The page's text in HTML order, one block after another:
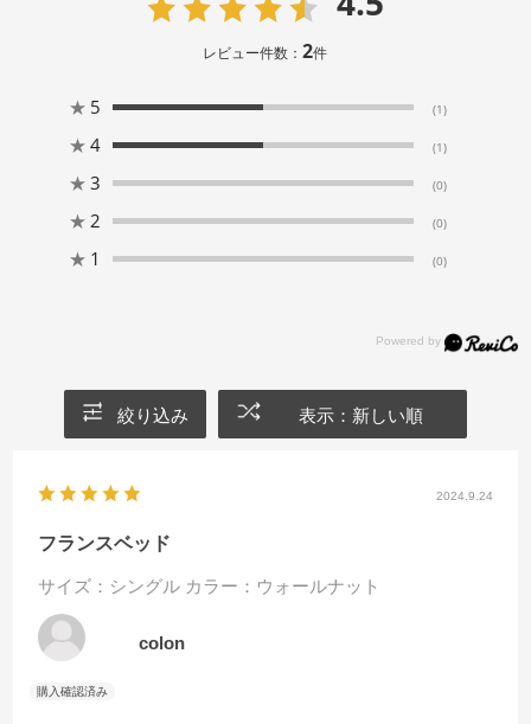
レビュー件数：2件
★ 5 (1)
★ 4 (1)
★ 3 (0)
★ 2 (0)
★ 1 (0)
絞り込み 表示：新しい順
2024.9.24
フランスベッド
サイズ：シングル カラー：ウォールナット
colon